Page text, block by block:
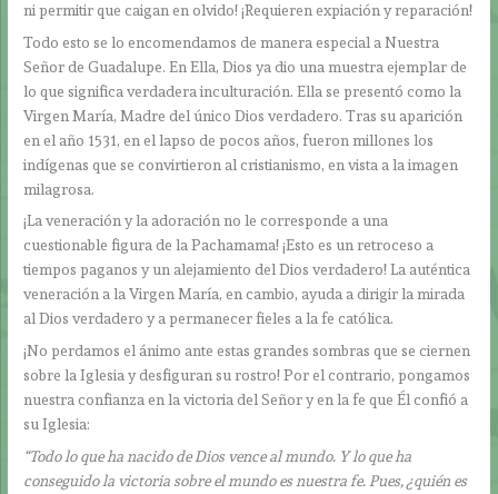
ni permitir que caigan en olvido! ¡Requieren expiación y reparación!
Todo esto se lo encomendamos de manera especial a Nuestra
Señor de Guadalupe. En Ella, Dios ya dio una muestra ejemplar de
lo que significa verdadera inculturación. Ella se presentó como la
Virgen María, Madre del único Dios verdadero. Tras su aparición
en el año 1531, en el lapso de pocos años, fueron millones los
indígenas que se convirtieron al cristianismo, en vista a la imagen
milagrosa.
¡La veneración y la adoración no le corresponde a una
cuestionable figura de la Pachamama! ¡Esto es un retroceso a
tiempos paganos y un alejamiento del Dios verdadero! La auténtica
veneración a la Virgen María, en cambio, ayuda a dirigir la mirada
al Dios verdadero y a permanecer fieles a la fe católica.
¡No perdamos el ánimo ante estas grandes sombras que se ciernen
sobre la Iglesia y desfiguran su rostro! Por el contrario, pongamos
nuestra confianza en la victoria del Señor y en la fe que Él confió a
su Iglesia:
“Todo lo que ha nacido de Dios vence al mundo. Y lo que ha
conseguido la victoria sobre el mundo es nuestra fe. Pues, ¿quién es